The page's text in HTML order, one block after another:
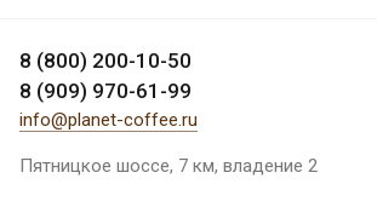
8 (800) 200-10-50
8 (909) 970-61-99
info@planet-coffee.ru
Пятницкое шоссе, 7 км, владение 2